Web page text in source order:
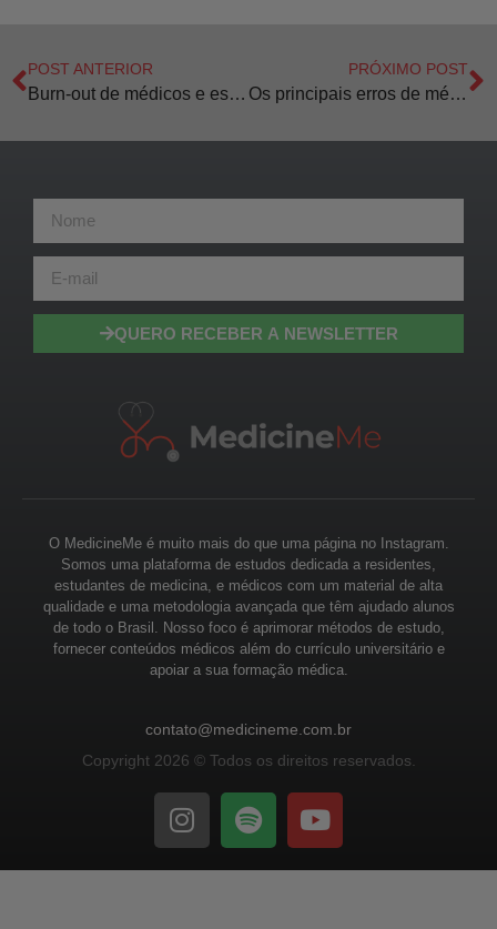
POST ANTERIOR
Burn-out de médicos e estudantes de Medicina
PRÓXIMO POST
Os principais erros de médicos em contabilidade
QUERO RECEBER A NEWSLETTER
O MedicineMe é muito mais do que uma página no Instagram.
Somos uma plataforma de estudos dedicada a residentes,
estudantes de medicina, e médicos com um material de alta
qualidade e uma metodologia avançada que têm ajudado alunos
de todo o Brasil. Nosso foco é aprimorar métodos de estudo,
fornecer conteúdos médicos além do currículo universitário e
apoiar a sua formação médica.
contato@medicineme.com.br
Copyright 2026 © Todos os direitos reservados.